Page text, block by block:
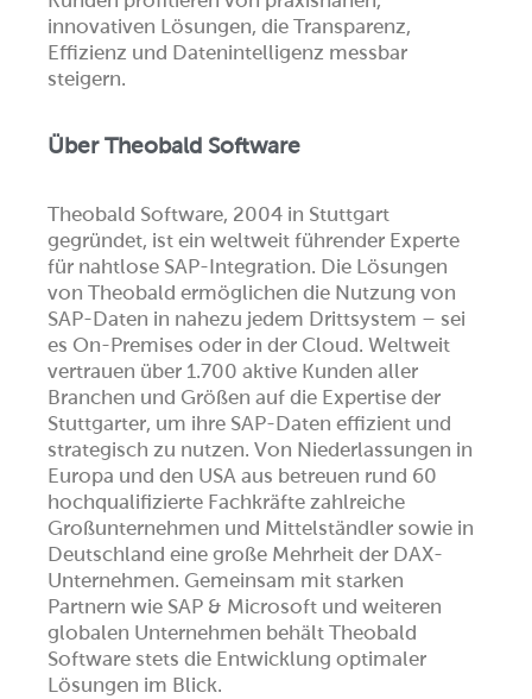
innovativen Lösungen, die Transparenz,
Effizienz und Datenintelligenz messbar
steigern.
Über Theobald Software
Theobald Software, 2004 in Stuttgart
gegründet, ist ein weltweit führender Experte
für nahtlose SAP-Integration. Die Lösungen
von Theobald ermöglichen die Nutzung von
SAP-Daten in nahezu jedem Drittsystem – sei
es On-Premises oder in der Cloud. Weltweit
vertrauen über 1.700 aktive Kunden aller
Branchen und Größen auf die Expertise der
Stuttgarter, um ihre SAP-Daten effizient und
strategisch zu nutzen. Von Niederlassungen in
Europa und den USA aus betreuen rund 60
hochqualifizierte Fachkräfte zahlreiche
Großunternehmen und Mittelständler sowie in
Deutschland eine große Mehrheit der DAX-
Unternehmen. Gemeinsam mit starken
Partnern wie SAP & Microsoft und weiteren
globalen Unternehmen behält Theobald
Software stets die Entwicklung optimaler
Lösungen im Blick.